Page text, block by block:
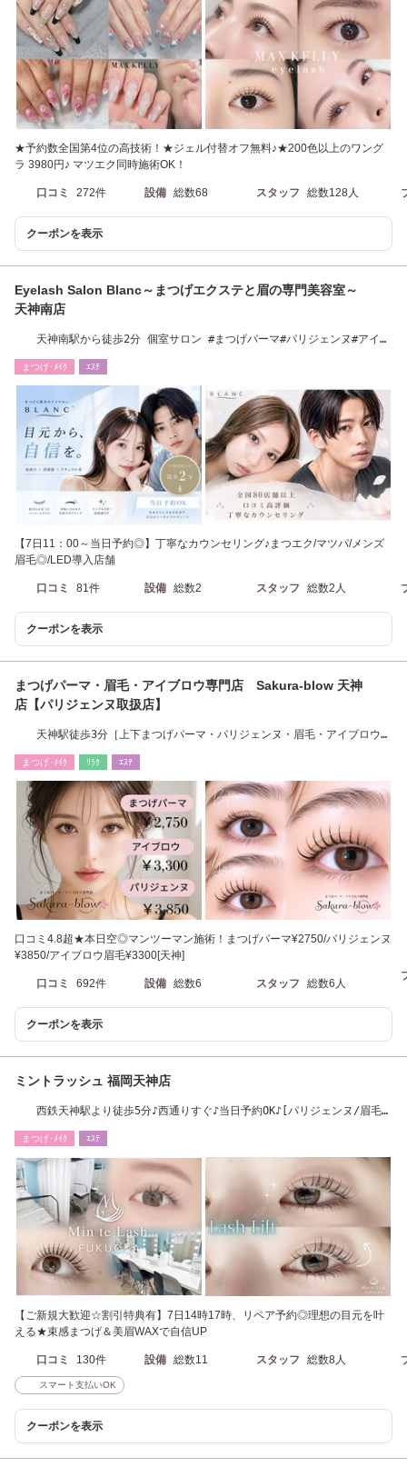
★予約数全国第4位の高技術！★ジェル付替オフ無料♪★200色以上のワング
ラ 3980円♪ マツエク同時施術OK！
口コミ 272件 設備 総数68 スタッフ 総数128人
クーポンを表示
Eyelash Salon Blanc～まつげエクステと眉の専門美容室～
天神南店
天神南駅から徒歩2分 個室サロン #まつげパーマ#パリジェンヌ#アイブ
まつげ･ﾒｲｸ ｴｽﾃ
【7日11：00～当日予約◎】丁寧なカウンセリング♪まつエク/マツパ/メンズ
眉毛◎/LED導入店舗
口コミ 81件 設備 総数2 スタッフ 総数2人
クーポンを表示
まつげパーマ・眉毛・アイブロウ専門店 Sakura-blow 天神
店【パリジェンヌ取扱店】
天神駅徒歩3分［上下まつげパーマ・パリジェンヌ・眉毛・アイブロウ・
まつげ･ﾒｲｸ ﾘﾗｸ ｴｽﾃ
口コミ4.8超★本日空◎マンツーマン施術！まつげパーマ¥2750/パリジェンヌ
¥3850/アイブロウ眉毛¥3300[天神]
口コミ 692件 設備 総数6 スタッフ 総数6人
クーポンを表示
ミントラッシュ 福岡天神店
西鉄天神駅より徒歩5分♪西通りすぐ♪当日予約OK♪[パリジェンヌ/眉毛/
まつげ･ﾒｲｸ ｴｽﾃ
【ご新規大歓迎☆割引特典有】7日14時17時、リペア予約◎理想の目元を叶
える★束感まつげ＆美眉WAXで自信UP
口コミ 130件 設備 総数11 スタッフ 総数8人
スマート支払いOK
クーポンを表示